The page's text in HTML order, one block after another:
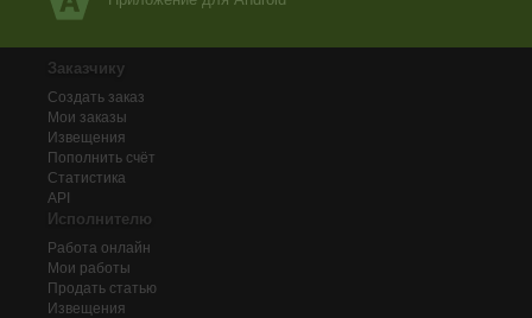
Заказчику
Создать заказ
Мои заказы
Извещения
Пополнить счёт
Статистика
API
Исполнителю
Работа онлайн
Мои работы
Продать статью
Извещения